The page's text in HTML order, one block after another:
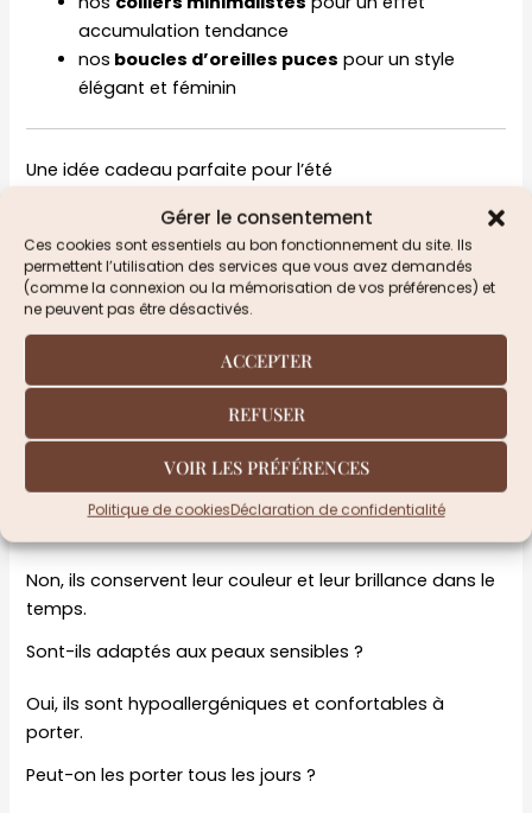
Gérer le consentement
Ces cookies sont essentiels au bon fonctionnement du site. Ils
permettent l’utilisation des services que vous avez demandés
(comme la connexion ou la mémorisation de vos préférences) et
ne peuvent pas être désactivés.
ACCEPTER
REFUSER
VOIR LES PRÉFÉRENCES
Politique de cookiesDéclaration de confidentialité
accumulation tendance
nos boucles d’oreilles puces pour un style
élégant et féminin
Une idée cadeau parfaite pour l’été
Offrir un collier étoile de mer, c’est offrir un bijou qui
rappelle les vacances et le soleil. Idéal pour un
anniversaire, un départ en vacances ou simplement
pour faire plaisir.
Les colliers résistent-ils à l’eau ?
Oui, tous nos modèles sont conçus en acier inoxydable
résistant à l’eau.
Non, ils conservent leur couleur et leur brillance dans le
temps.
Sont-ils adaptés aux peaux sensibles ?
Oui, ils sont hypoallergéniques et confortables à
porter.
Peut-on les porter tous les jours ?